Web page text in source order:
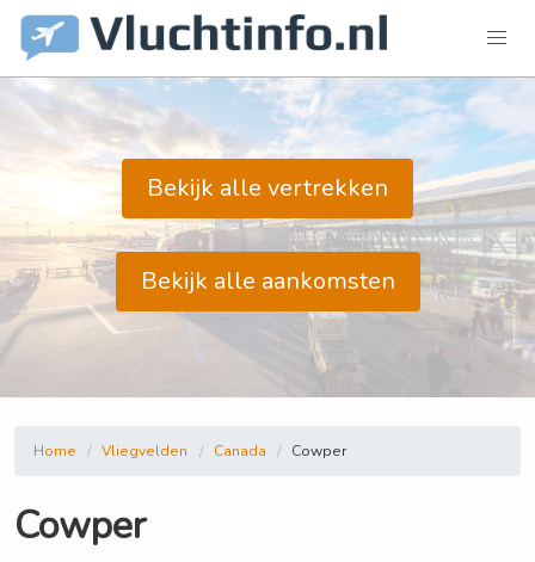
Bekijk alle vertrekken
Bekijk alle aankomsten
Home Vliegvelden Canada Cowper
Cowper